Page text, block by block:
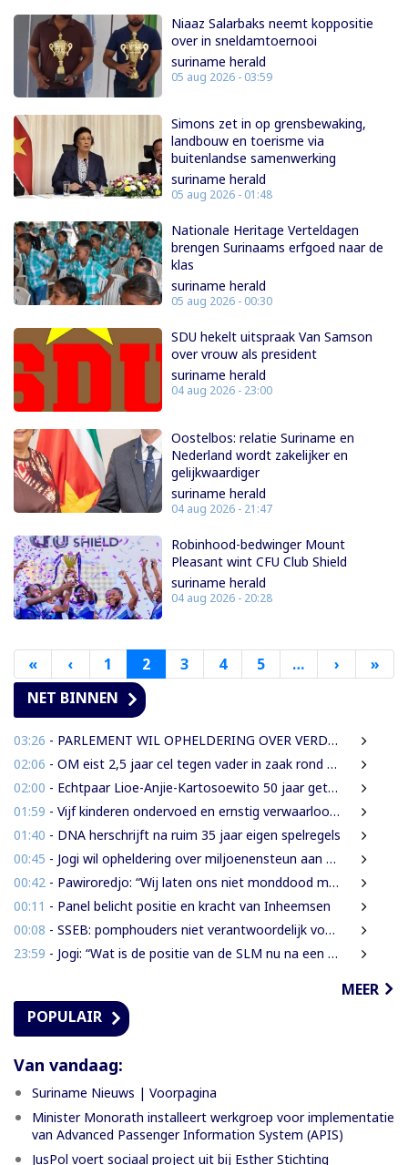
Niaaz Salarbaks neemt koppositie
over in sneldamtoernooi
suriname herald
05 aug 2026 - 03:59
Simons zet in op grensbewaking,
landbouw en toerisme via
buitenlandse samenwerking
suriname herald
05 aug 2026 - 01:48
Nationale Heritage Verteldagen
brengen Surinaams erfgoed naar de
klas
suriname herald
05 aug 2026 - 00:30
SDU hekelt uitspraak Van Samson
over vrouw als president
suriname herald
04 aug 2026 - 23:00
Oostelbos: relatie Suriname en
Nederland wordt zakelijker en
gelijkwaardiger
suriname herald
04 aug 2026 - 21:47
Robinhood-bedwinger Mount
Pleasant wint CFU Club Shield
suriname herald
04 aug 2026 - 20:28
«Eerste
pagina
‹ Vorige
pagina
1 2 3 4 5 … › Volgende
pagina
»
NET BINNEN
03:26 - PARLEMENT WIL OPHELDERING OVER VERDWENEN INBESLAGGENOMEN LEVENSMIDDELEN
02:06 - OM eist 2,5 jaar cel tegen vader in zaak rond mishandeling en verwaarlozing
02:00 - Echtpaar Lioe-Anjie-Kartosoewito 50 jaar getrouwd
01:59 - Vijf kinderen ondervoed en ernstig verwaarloosd: 2,5 jaar cel geëist tegen vader
01:40 - DNA herschrijft na ruim 35 jaar eigen spelregels
00:45 - Jogi wil opheldering over miljoenensteun aan SLM en de resultaten daarvan
00:42 - Pawiroredjo: “Wij laten ons niet monddood maken”
00:11 - Panel belicht positie en kracht van Inheemsen
00:08 - SSEB: pomphouders niet verantwoordelijk voor hogere brandstofprijs bij afschaffing prijscap
23:59 - Jogi: “Wat is de positie van de SLM nu na een jaar miljoenen aan subsidie?”
MEER
POPULAIR
Van vandaag:
Suriname Nieuws | Voorpagina
Minister Monorath installeert werkgroep voor implementatie
van Advanced Passenger Information System (APIS)
JusPol voert sociaal project uit bij Esther Stichting